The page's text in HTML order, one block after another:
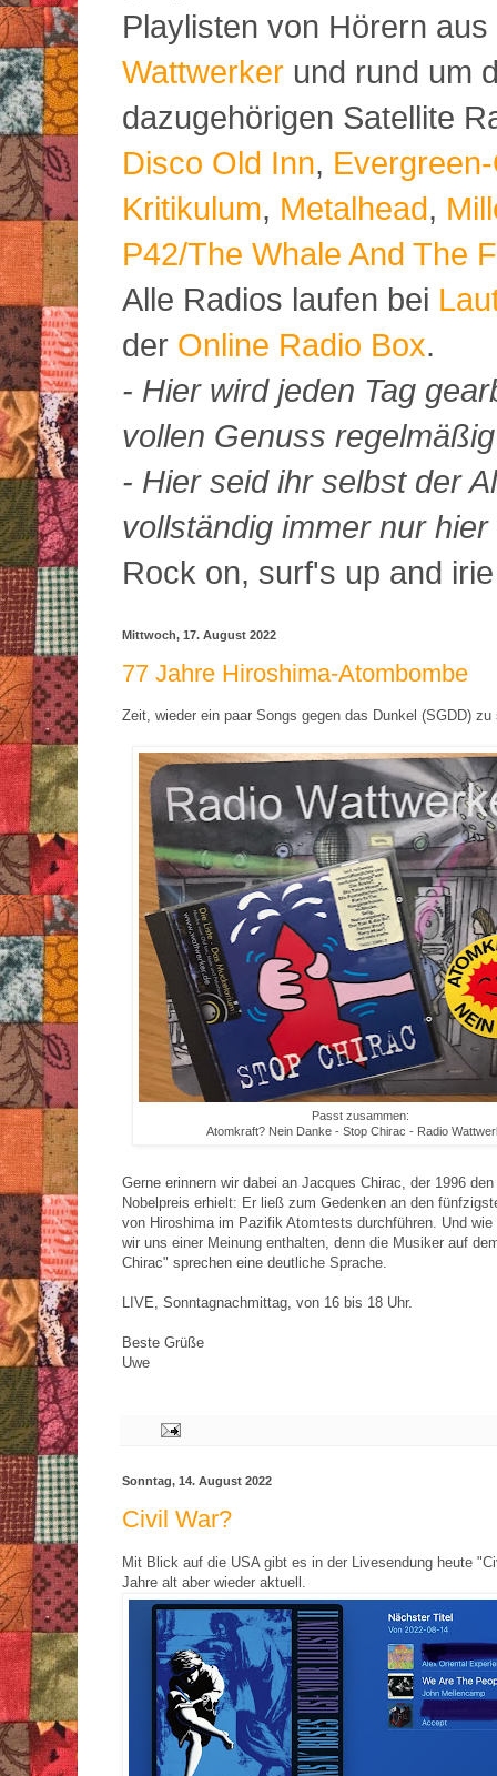
Playlisten von Hörern
Wattwerker und rund um
dazugehörigen Satellite
Disco Old Inn,
Kritikulum, Metalhead,
P42/The Whale And The
Alle Radios laufen bei
der Online Radio Box.
- Hier wird jeden Tag
vollen Genuss
- Hier seid ihr selbst der
vollständig immer nur
Rock on, surf's up and
Mittwoch, 17. August 2022
77 Jahre Hiroshima-Atombombe
Zeit, wieder ein paar Songs gegen das Dunkel (SGDD) zu
Passt zusammen:
Atomkraft? Nein Danke - Stop Chirac - Radio
Gerne erinnern wir dabei an Jacques Chirac, der 1996
Nobelpreis erhielt: Er ließ zum Gedenken an den
von Hiroshima im Pazifik Atomtests durchführen. Und
wir uns einer Meinung enthalten, denn die Musiker auf
Chirac" sprechen eine deutliche Sprache.
LIVE, Sonntagnachmittag, von 16 bis 18 Uhr.
Beste Grüße
Uwe
Sonntag, 14. August 2022
Civil War?
Mit Blick auf die USA gibt es in der Livesendung heute
Jahre alt aber wieder aktuell.